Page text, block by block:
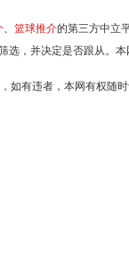
、 篮球推介的第三方中立
选，并决定是否跟从。
如有违者，本网有权随